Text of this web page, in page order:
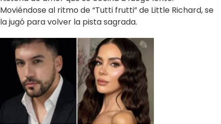
Moviéndose al ritmo de “Tutti frutti” de Little Richard, se
la jugó para volver la pista sagrada.